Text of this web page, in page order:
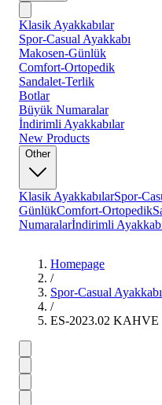
Klasik Ayakkabılar
Spor-Casual Ayakkabı
Makosen-Günlük
Comfort-Ortopedik
Sandalet-Terlik
Botlar
Büyük Numaralar
İndirimli Ayakkabılar
New Products
Other
Klasik AyakkabılarSpor-
GünlükComfort-Ortopedik
Numaralarİndirimli
Homepage
/
Spor-Casual Ayakkabı
/
ES-2023.02 KAHVE